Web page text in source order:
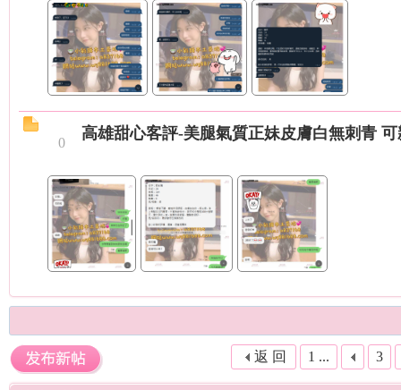
0
高雄甜心客評-美腿氣質正妹皮膚白無刺青
1 ... 3
返 回